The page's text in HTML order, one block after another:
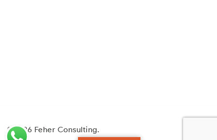
© 2026 Feher Consulting.